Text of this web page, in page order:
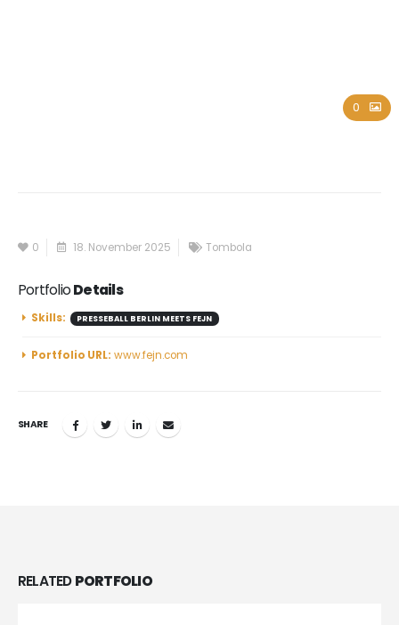
0
0 18. November 2025 Tombola
PortfolioDetails
Skills: PRESSEBALL BERLIN MEETS FEJN
Portfolio URL: www.fejn.com
SHARE
RELATEDPORTFOLIO